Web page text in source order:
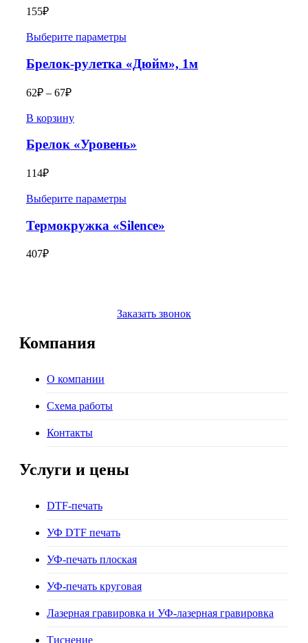
155₽
Выберите параметры
Брелок-рулетка «Дюйм», 1м
62₽ – 67₽
В корзину
Брелок «Уровень»
114₽
Выберите параметры
Термокружка «Silence»
407₽
Заказать звонок
Компания
О компании
Схема работы
Контакты
Услуги и цены
DTF-печать
УФ DTF печать
УФ-печать плоская
УФ-печать круговая
Лазерная гравировка и УФ-лазерная гравировка
Тиснение